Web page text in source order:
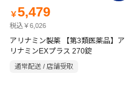
￥5,479
税込￥6,026
アリナミン製薬 【第3類医薬品】ア
リナミンEXプラス 270錠
通常配送 / 店舗受取